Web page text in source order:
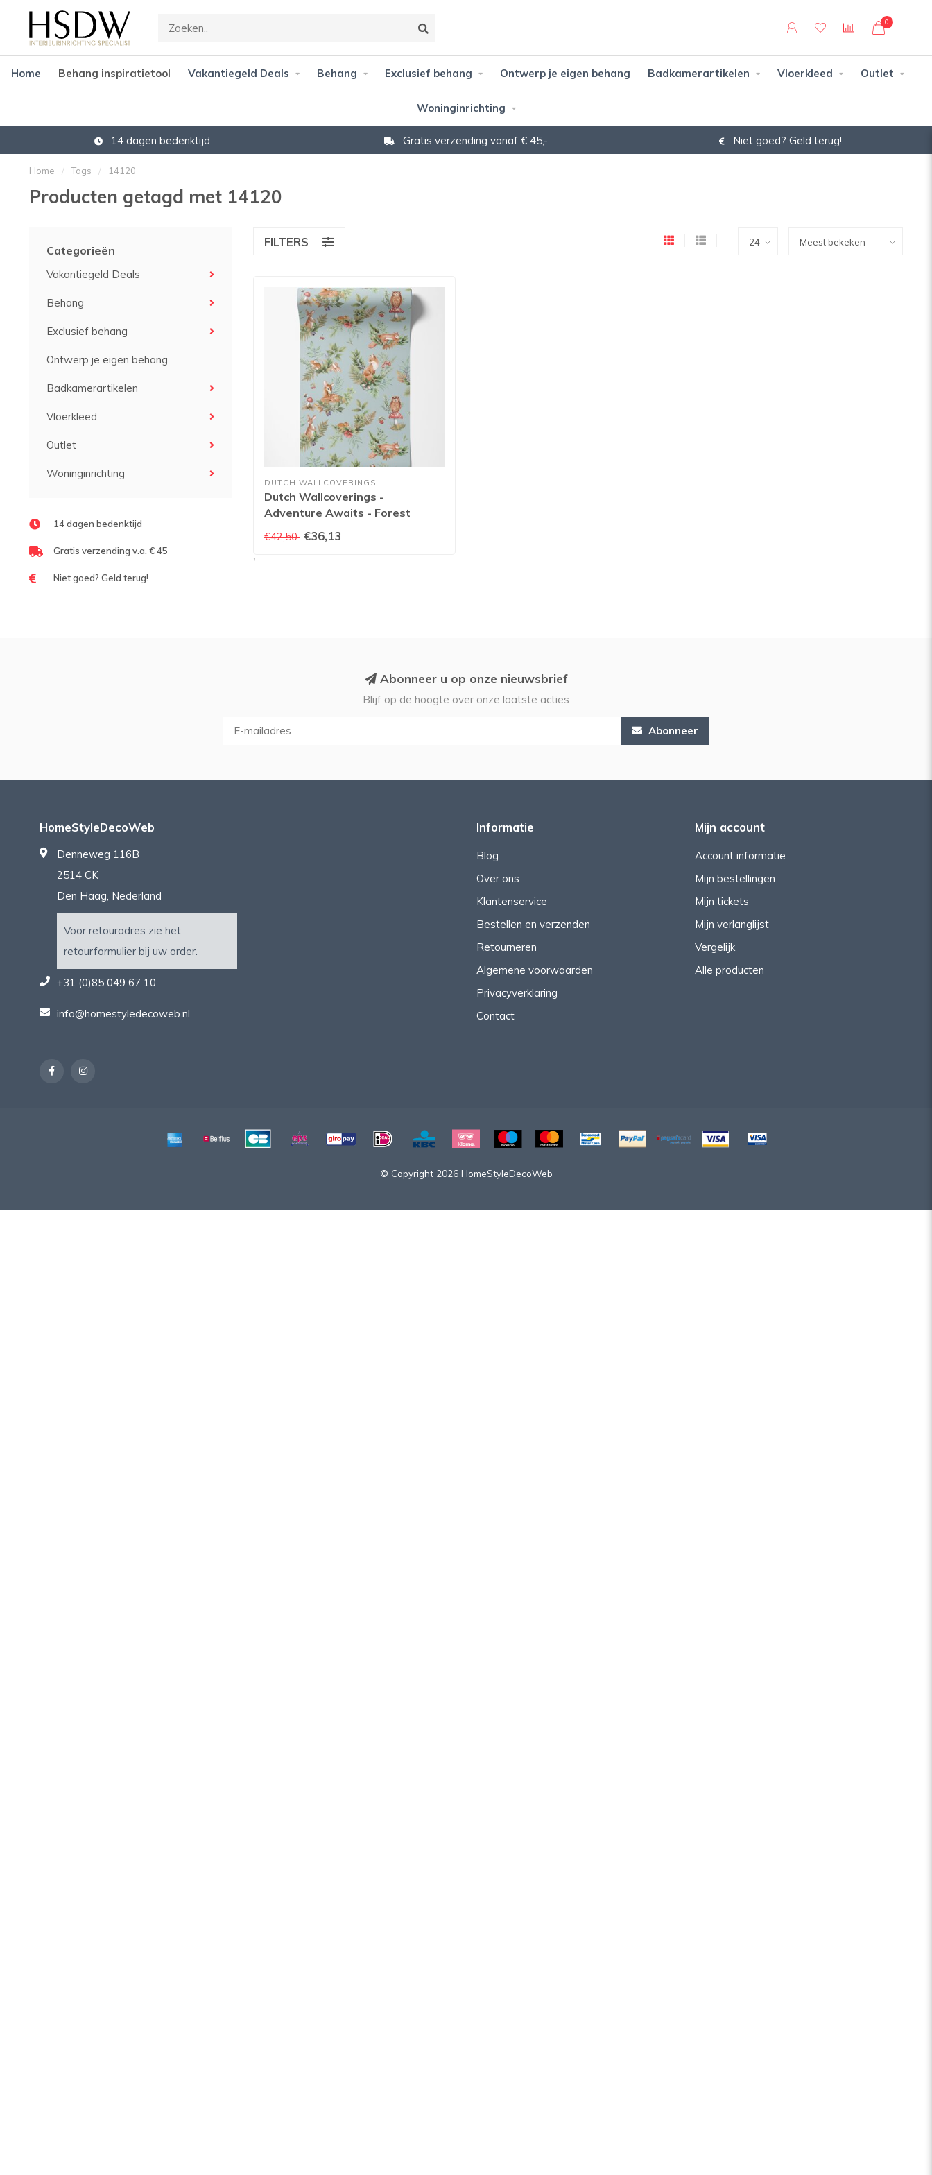
0
Home Behang inspiratietool Vakantiegeld Deals Behang Exclusief behang Ontwerp je eigen behang Badkamerartikelen Vloerkleed Outlet
Woninginrichting
14 dagen bedenktijd Gratis verzending vanaf € 45,- Niet goed? Geld terug!
Home / Tags / 14120
Producten getagd met 14120
Categorieën
Vakantiegeld Deals
Behang
Exclusief behang
Ontwerp je eigen behang
Badkamerartikelen
Vloerkleed
Outlet
Woninginrichting
14 dagen bedenktijd
Gratis verzending v.a. € 45
Niet goed? Geld terug!
FILTERS
DUTCH WALLCOVERINGS
Dutch Wallcoverings -
Adventure Awaits - Forest
Friends Duck Egg Blue - Blue -
14120
€42,50 €36,13
'
Abonneer u op onze nieuwsbrief
Blijf op de hoogte over onze laatste acties
Abonneer
HomeStyleDecoWeb
Denneweg 116B
2514 CK
Den Haag, Nederland
Voor retouradres zie het
retourformulier bij uw order.
+31 (0)85 049 67 10
info@homestyledecoweb.nl
Informatie
Blog
Over ons
Klantenservice
Bestellen en verzenden
Retourneren
Algemene voorwaarden
Privacyverklaring
Contact
Mijn account
Account informatie
Mijn bestellingen
Mijn tickets
Mijn verlanglijst
Vergelijk
Alle producten
© Copyright 2026 HomeStyleDecoWeb